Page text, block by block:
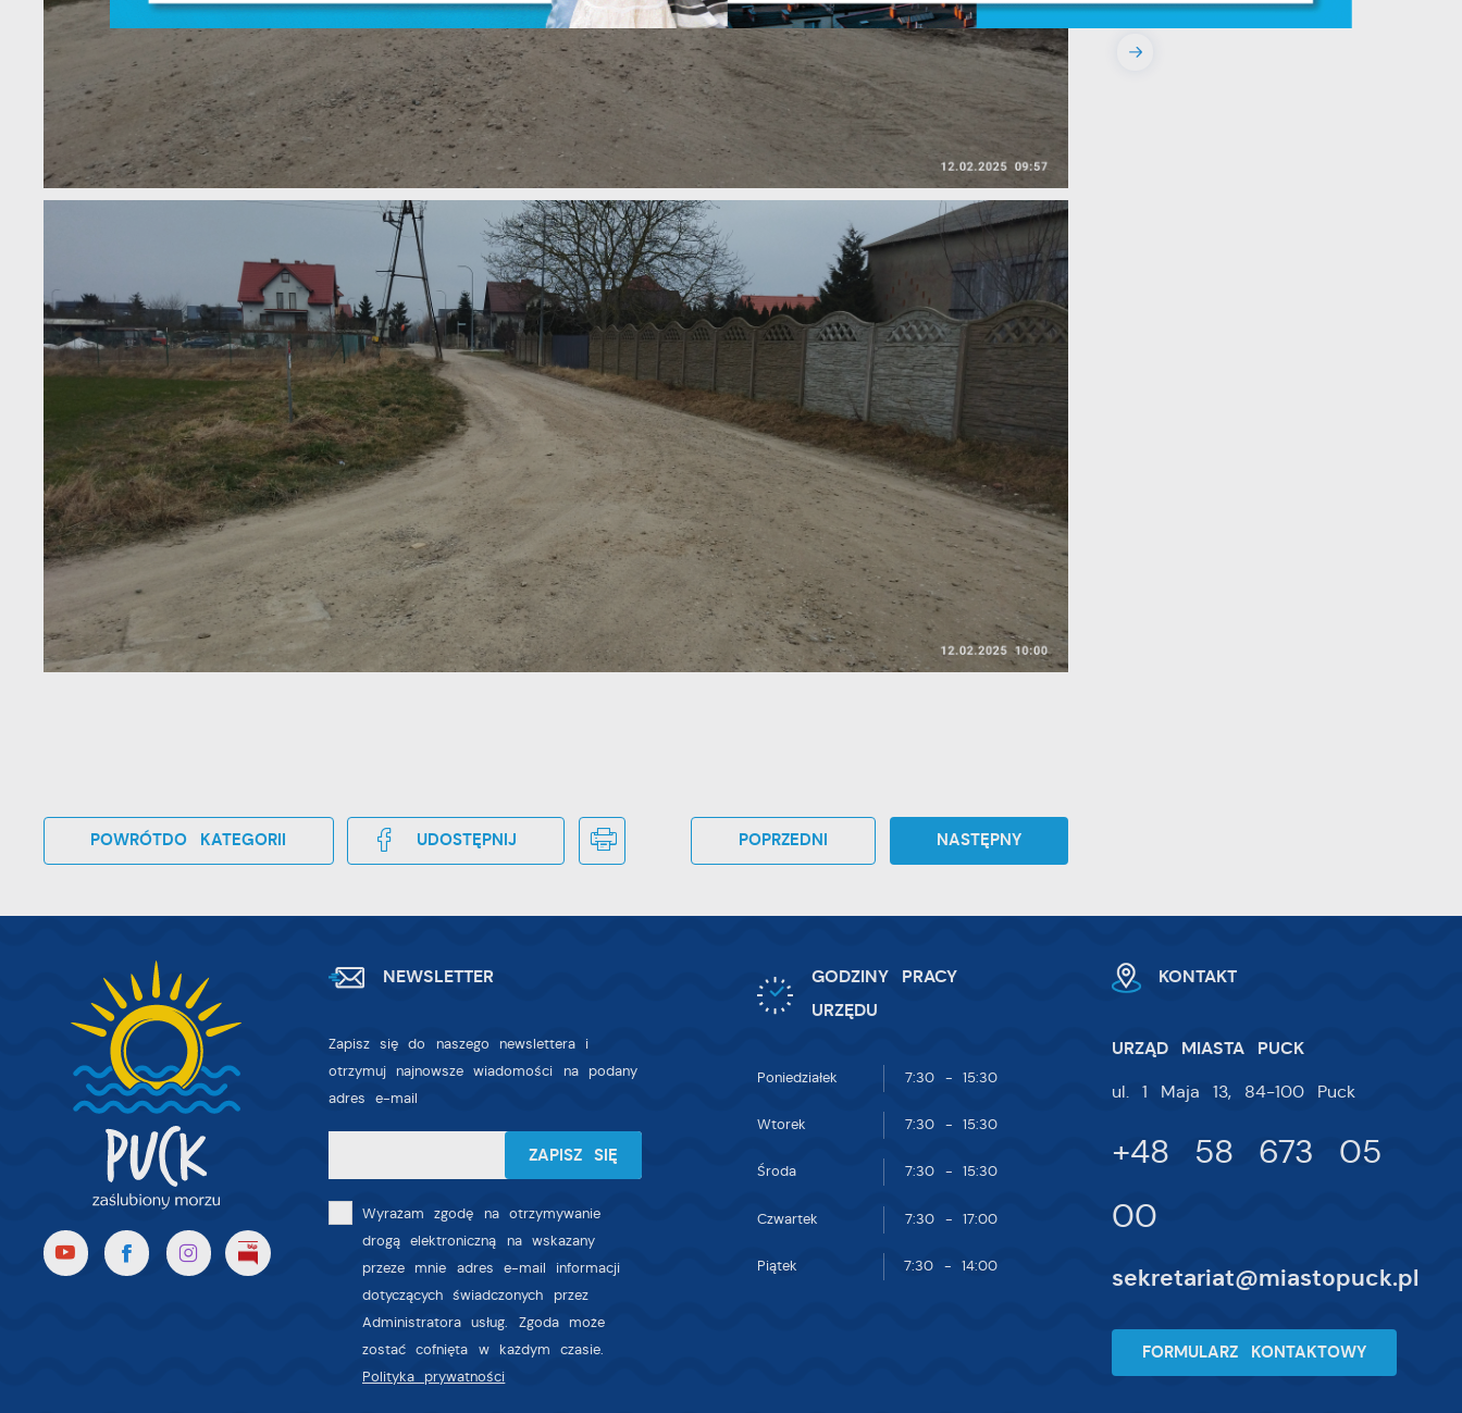
POWRÓTDO KATEGORII UDOSTĘPNIJ POPRZEDNI NASTĘPNY
NEWSLETTER
Zapisz się do naszego newslettera i
otrzymuj najnowsze wiadomości na podany
adres e-mail
Wyrażam zgodę na otrzymywanie
drogą elektroniczną na wskazany
przeze mnie adres e-mail informacji
dotyczących świadczonych przez
Administratora usług. Zgoda może
zostać cofnięta w każdym czasie.
Polityka prywatności
GODZINY PRACY
URZĘDU
Poniedziałek 7:30 - 15:30
Wtorek 7:30 - 15:30
Środa 7:30 - 15:30
Czwartek 7:30 - 17:00
Piątek 7:30 - 14:00
KONTAKT
URZĄD MIASTA PUCK
ul. 1 Maja 13, 84-100 Puck
+48 58 673 05
00
sekretariat@miastopuck.pl
FORMULARZ KONTAKTOWY
Tego typu pliki cookies umożliwiają stronie internetowej zapamiętanie
wprowadzonych przez Ciebie ustawień oraz personalizację określonych
funkcjonalności czy prezentowanych treści.
Dzięki tym plikom cookies możemy zapewnić Ci większy komfort korzystania
z funkcjonalności naszej strony poprzez dopasowanie jej do Twoich
indywidualnych preferencji. Wyrażenie zgody na funkcjonalne i
personalizacyjne pliki cookies gwarantuje dostępność większej ilości funkcji
na stronie.
Więcej
Analityczne
Analityczne pliki cookies pomagają nam rozwijać się i dostosowywać do
Twoich potrzeb.
Cookies analityczne pozwalają na uzyskanie informacji w zakresie
wykorzystywania witryny internetowej, miejsca oraz częstotliwości, z jaką
odwiedzane są nasze serwisy www. Dane pozwalają nam na ocenę naszych
serwisów internetowych pod względem ich popularności wśród użytkowników.
Zgromadzone informacje są przetwarzane w formie zanonimizowanej. Wyrażenie
zgody na analityczne pliki cookies gwarantuje dostępność wszystkich
funkcjonalności.
Więcej
Reklamowe
Dzięki reklamowym plikom cookies prezentujemy Ci najciekawsze informacje i
aktualności na stronach naszych partnerów.
Promocyjne pliki cookies służą do prezentowania Ci naszych komunikatów na
podstawie analizy Twoich upodobań oraz Twoich zwyczajów dotyczących
przeglądanej witryny internetowej. Treści promocyjne mogą pojawić się na
stronach podmiotów trzecich lub firm będących naszymi partnerami oraz
innych dostawców usług. Firmy te działają w charakterze pośredników
prezentujących nasze treści w postaci wiadomości, ofert, komunikatów
mediów społecznościowych.
Więcej
ZEZWÓL NA WSZYSTKIE